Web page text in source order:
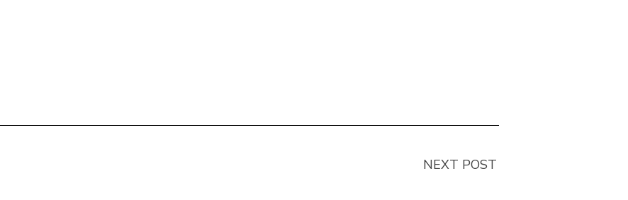
NEXT POST